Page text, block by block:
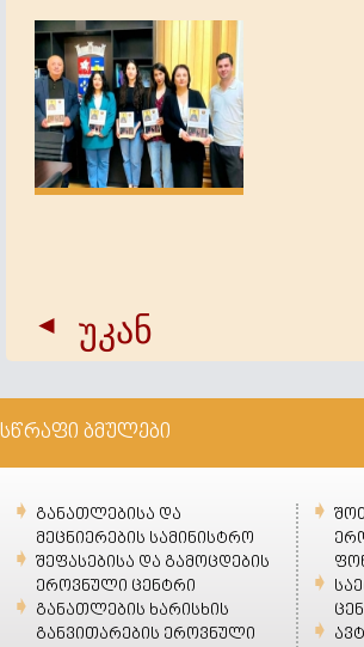
უკან
სწრაფი ბმულები
განათლებისა და
მეცნიერების სამინისტრო
შეფასებისა და გამოცდების
ეროვნული ცენტრი
განათლების ხარისხის
განვითარების ეროვნული